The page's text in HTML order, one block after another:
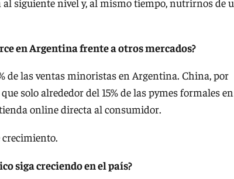
siguiente nivel y, al mismo tiempo, nutrirnos de
en Argentina frente a otros mercados?
de las ventas minoristas en Argentina. China, por
solo alrededor del 15% de las pymes formales en
online directa al consumidor.
siga creciendo en el país?